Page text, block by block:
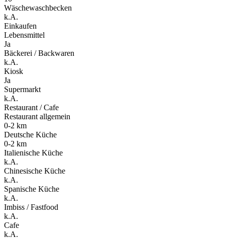
Wäschewaschbecken
k.A.
Einkaufen
Lebensmittel
Ja
Bäckerei / Backwaren
k.A.
Kiosk
Ja
Supermarkt
k.A.
Restaurant / Cafe
Restaurant allgemein
0-2 km
Deutsche Küche
0-2 km
Italienische Küche
k.A.
Chinesische Küche
k.A.
Spanische Küche
k.A.
Imbiss / Fastfood
k.A.
Cafe
k.A.